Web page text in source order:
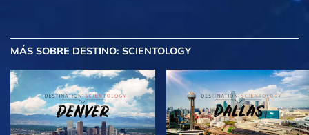
MÁS SOBRE DESTINO: SCIENTOLOGY